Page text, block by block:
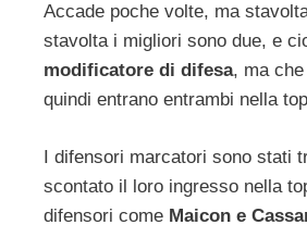
Accade poche volte, ma
stavolta i migliori sono due, e
modificatore di difesa, ma
quindi entrano entrambi nella
I difensori marcatori sono stati
scontato il loro ingresso nella
difensori come Maicon e